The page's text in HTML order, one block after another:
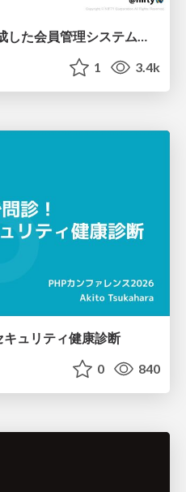
1 3.4k
ュリティ健康診断
0 840